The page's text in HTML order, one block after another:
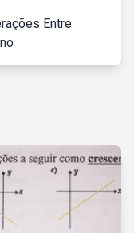
Entre